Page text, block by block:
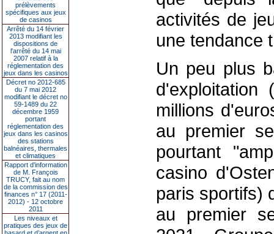
prélèvements
spécifiques aux jeux
de casinos
Arrêté du 14 février
2013 modifiant les
dispositions de
l'arrêté du 14 mai
2007 relatif à la
réglementation des
jeux dans les casinos
Décret no 2012-685
du 7 mai 2012
modifiant le décret no
59-1489 du 22
décembre 1959
portant
réglementation des
jeux dans les casinos
des stations
balnéaires, thermales
et climatiques
Rapport d'information
de M. François
TRUCY, fait au nom
de la commission des
finances n° 17 (2011-
2012) - 12 octobre
2011
Les niveaux et
pratiques des jeux de
activités de
une tendance
Un peu plus
d'exploitation
millions
au premier
pourtant
casino
paris sportifs)
au premier